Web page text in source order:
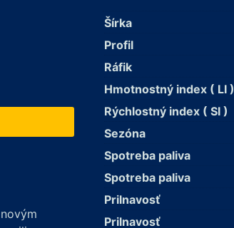
Šírka
Profil
Ráfik
Hmotnostný index ( LI )
Rýchlostný index ( SI )
Sezóna
Spotreba paliva
Spotreba paliva
Prilnavosť
Prilnavosť